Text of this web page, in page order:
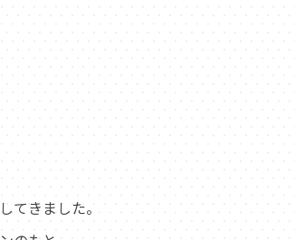
てきました。